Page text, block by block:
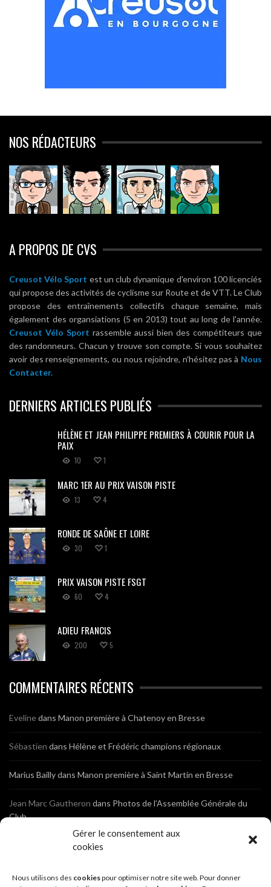
Gérer le consentement aux
cookies
Nous utilisons des cookiespour optimiser notre site web. Pour donner
NOS RÉDACTEURS
A PROPOS DE CVS
Creusot Vélo Sport est un club dynamique d'environ 100 licenciés
qui propose des activités de cyclisme sur Route et de VTT. Le Club
propose des entraînements collectifs chaque semaine, mais
également des organsiations (5 en 2013) tout au long de l'année.
Creusot Vélo Sport rassemble aussi bien des compétiteurs que
des randonneurs. Chacun y trouve son compte. Si vous souhaitez
avoir des renseignements, ou nous rejoindre, n'hésitez pas à Nous
Contacter.
DERNIERS ARTICLES PUBLIÉS
HÉLÈNE ET JEAN PHILIPPE PREMIERS À COURIR POUR LA
PAIX
10 1
MARC 1ER AU PRIX VAISON PISTE
13 4
RONDE DE SAÔNE ET LOIRE
30 1
PRIX VAISON PISTE FSGT
60 4
ADIEU FRANCIS
200 5
COMMENTAIRES RÉCENTS
Evelinedans Manon première à Chatenoy en Bresse
Sébastien dans Hélène et Frédéric champions régionaux
Marius Baillydans Manon première à Saint Martin en Bresse
Jean Marc Gautheron dans Photos de l’Assemblée Générale du
Club
Photos de l’Assemblée Générale du Club
Sébastien dans Cyclocross de Brochon (21)